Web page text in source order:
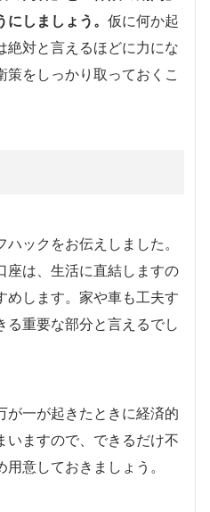
しましょう。 仮に何か起
絶対と言えるほどに力にな
策をしっかり取っておくこ
ックをお伝えしました。
座は、生活に直結しますの
めします。家や車も工夫す
る重要な部分と言えるでし
が一が起きたときに経済的
いますので、できるだけ不
意しておきましょう。